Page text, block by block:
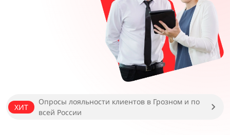
ХИТ
Опросы лояльности клиентов в Грозном и по
всей России